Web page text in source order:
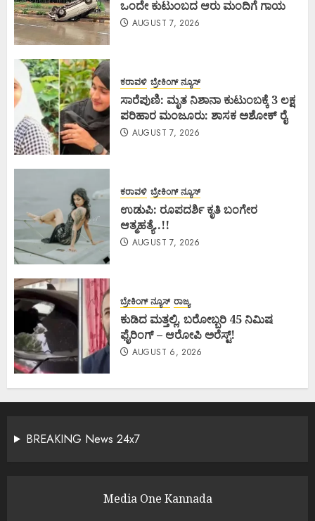
ಒಂದೇ ಕುಟುಂಬದ ಆರು ಮಂದಿಗೆ ಗಾಯ
AUGUST 7, 2026
ಕರಾವಳಿ ಬ್ರೇಕಿಂಗ್ ನ್ಯೂಸ್
ಸಾರೆಪುಣಿ: ಮೃತ ನಿಶಾನಾ ಕುಟುಂಬಕ್ಕೆ 3 ಲಕ್ಷ
ಪರಿಹಾರ ಮಂಜೂರು: ಶಾಸಕ ಅಶೋಕ್ ರೈ
AUGUST 7, 2026
ಕರಾವಳಿ ಬ್ರೇಕಿಂಗ್ ನ್ಯೂಸ್
ಉಡುಪಿ: ರೂಪದರ್ಶಿ ಕೃತಿ ಬಂಗೇರ
ಆತ್ಮಹತ್ಯೆ..!!
AUGUST 7, 2026
ಬ್ರೇಕಿಂಗ್ ನ್ಯೂಸ್ ರಾಜ್ಯ
ಕುಡಿದ ಮತ್ತಲ್ಲಿ, ಬರೋಬ್ಬರಿ 45 ನಿಮಿಷ
ಫೈರಿಂಗ್ – ಆರೋಪಿ ಅರೆಸ್ಟ್!
AUGUST 6, 2026
BREAKING News 24x7
Media One Kannada